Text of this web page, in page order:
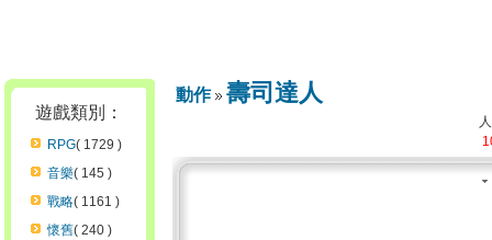
遊戲類別：
RPG( 1729 )
音樂( 145 )
戰略( 1161 )
懷舊( 240 )
動作 壽司達人